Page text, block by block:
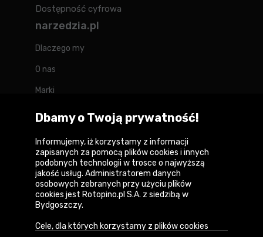
Dostępność cyfrowa
narzedzia.pl
Dlaczego my
O nas
Marki
Kontakt
Forum
Copyright © 2026
Polityka prywatności i zasady korzystania z
Dbamy o Twoją prywatność!
Informujemy, iż korzystamy z informacji
zapisanych za pomocą plików cookies i innych
podobnych technologii w trosce o najwyższą
jakość usług. Administratorem danych
osobowych zebranych przy użyciu plików
cookies jest Rotopino.pl S.A. z siedzibą w
Bydgoszczy.
Cele, dla których korzystamy z plików cookies